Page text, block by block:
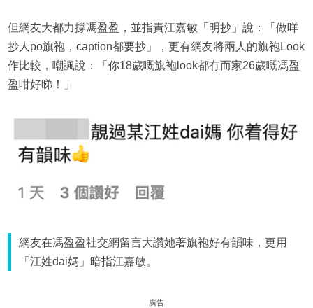
但網友大都力撐馮盈盈，並指責江嘉敏「明抄」說：「做咩
抄人po旗袍，caption都要抄」，更有網友將兩人的旗袍Look
作比較，嘲諷說：「你18歲嘅旗袍look都冇而家26歲嘅馮盈
盈咁好睇！」
網友在馮盈盈社交網留言大讚她著旗袍好有韻味，更用
「江姓dai媽」暗指江嘉敏。
廣告